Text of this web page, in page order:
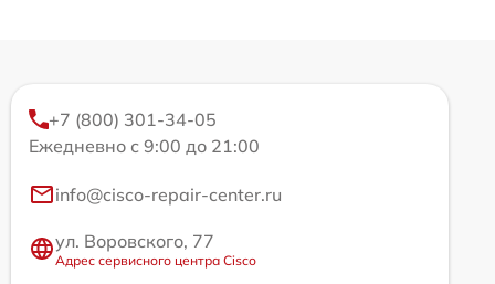
+7 (800) 301-34-05
Ежедневно с 9:00 до 21:00
info@cisco-repair-center.ru
ул. Воровского, 77
Адрес сервисного центра Cisco